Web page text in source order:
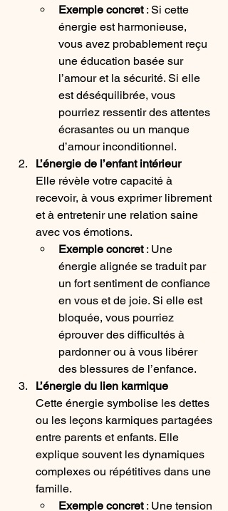
Exemple concret : Si cette
énergie est harmonieuse,
vous avez probablement reçu
une éducation basée sur
l’amour et la sécurité. Si elle
est déséquilibrée, vous
pourriez ressentir des attentes
écrasantes ou un manque
d’amour inconditionnel.
L’énergie de l’enfant intérieur
Elle révèle votre capacité à
recevoir, à vous exprimer librement
et à entretenir une relation saine
avec vos émotions.
Exemple concret : Une
énergie alignée se traduit par
un fort sentiment de confiance
en vous et de joie. Si elle est
bloquée, vous pourriez
éprouver des difficultés à
pardonner ou à vous libérer
des blessures de l’enfance.
L’énergie du lien karmique
Cette énergie symbolise les dettes
ou les leçons karmiques partagées
entre parents et enfants. Elle
explique souvent les dynamiques
complexes ou répétitives dans une
famille.
Exemple concret : Une tension